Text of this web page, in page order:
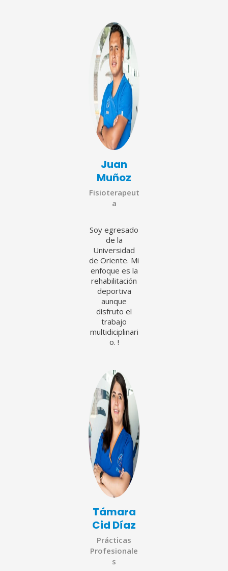
Juan
Muñoz
Fisioterapeut
a
Soy egresado
de la
Universidad
de Oriente. Mi
enfoque es la
rehabilitación
deportiva
aunque
disfruto el
trabajo
multidiciplinari
o. !
Támara
Cid Díaz
Prácticas
Profesionale
s